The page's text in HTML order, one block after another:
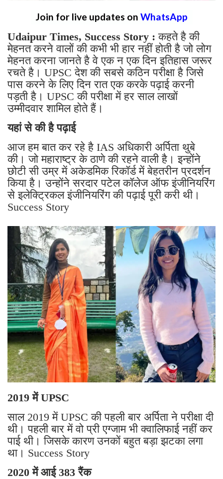
Join for live updates on WhatsApp
Udaipur Times, Success Story :कहते है की
मेहनत करने वालों की कभी भी हार नहीं होती है जो लोग
मेहनत करना जानते है वे एक न एक दिन इतिहास जरूर
रचते है। UPSC देश की सबसे कठिन परीक्षा है जिसे
पास करने के लिए दिन रात एक करके पढ़ाई करनी
पड़ती है। UPSC की परीक्षा में हर साल लाखों
उम्मीदवार शामिल होते हैं।
यहां से की है पढ़ाई
आज हम बात कर रहे है IAS अधिकारी अर्पिता थुबे
की। जो महाराष्ट्र के ठाणे की रहने वाली है। इन्होंने
छोटी सी उम्र में अकेडमिक रिकॉर्ड में बेहतरीन प्रदर्शन
किया है। उन्होंने सरदार पटेल कॉलेज ऑफ इंजीनियरिंग
से इलेक्ट्रिकल इंजीनियरिंग की पढ़ाई पूरी करी थी।
Success Story
2019 में UPSC
साल 2019 में UPSC की पहली बार अर्पिता ने परीक्षा दी
थी। पहली बार में वो प्री एग्जाम भी क्वालिफाई नहीं कर
पाई थी। जिसके कारण उनकों बहुत बड़ा झटका लगा
था। Success Story
2020 में आई 383 रैंक